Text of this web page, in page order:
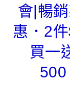
會|暢
惠．2
買一